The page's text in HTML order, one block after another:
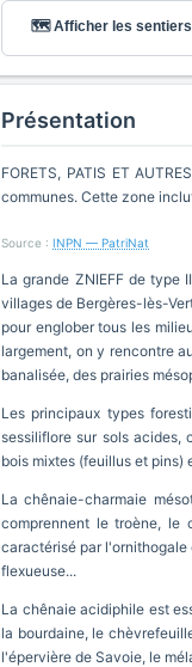
🗺️ Afficher les
Présentation
FORETS, PATIS ET
communes. Cette zone
Source : INPN — PatriNat
La grande ZNIEFF de type
villages de Bergères-lès-
pour englober tous les
largement, on y rencontre
banalisée, des prairies
Les principaux types
sessiliflore sur sols acides,
bois mixtes (feuillus et
La chênaie-charmaie
comprennent le troène, le
caractérisé par l'ornithogale
flexueuse...
La chênaie acidiphile est
la bourdaine, le
l'épervière de Savoie, le